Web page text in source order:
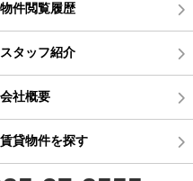
物件閲覧履歴
スタッフ紹介
会社概要
賃貸物件を探す